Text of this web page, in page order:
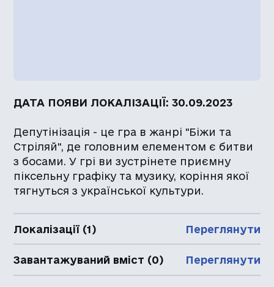
ДАТА ПОЯВИ ЛОКАЛІЗАЦІЇ: 30.09.2023
Депутінізація - це гра в жанрі "Біжи та
Стріляй", де головним елементом є битви
з босами. У грі ви зустрінете приємну
піксельну графіку та музику, коріння якої
тягнуться з української культури.
Локалізації (1) Переглянути
Завантажуваний вміст (0) Переглянути